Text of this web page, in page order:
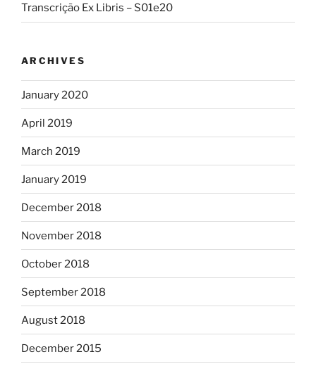
Transcrição Ex Libris – S01e20
ARCHIVES
January 2020
April 2019
March 2019
January 2019
December 2018
November 2018
October 2018
September 2018
August 2018
December 2015